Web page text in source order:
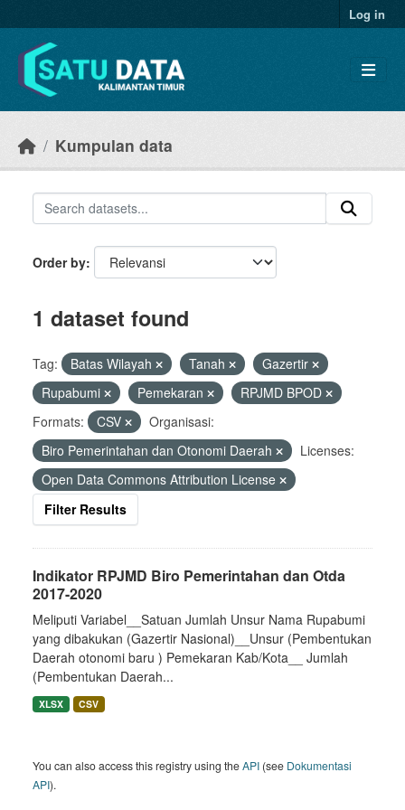
Log in
Kumpulan data
Order by
1 dataset found
Tag: Batas Wilayah Tanah
Gazertir
Rupabumi
Pemekaran
RPJMD BPOD
Formats:
CSV
Organisasi:
Biro Pemerintahan dan Otonomi Daerah
Licenses:
Open Data Commons Attribution License
Filter Results
Indikator RPJMD Biro Pemerintahan dan Otda
2017-2020
Meliputi Variabel__Satuan Jumlah Unsur Nama Rupabumi
yang dibakukan (Gazertir Nasional)__Unsur (Pembentukan
Daerah otonomi baru ) Pemekaran Kab/Kota__ Jumlah
(Pembentukan Daerah...
XLSX CSV
You can also access this registry using theAPI (see Dokumentasi
API).